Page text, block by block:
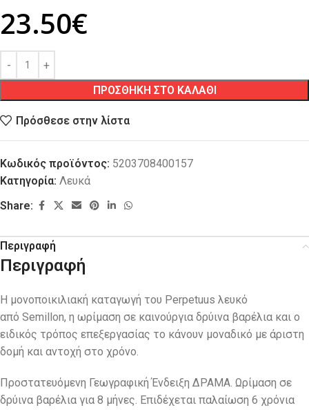
23.50€
ΠΡΟΣΘΗΚΗ ΣΤΟ ΚΑΛΑΘΙ
Πρόσθεσε στην λίστα
Κωδικός προϊόντος: 5203708400157
Κατηγορία: Λευκά
Share:
Περιγραφή
Περιγραφή
Η μονοποικιλιακή καταγωγή του Perpetuus λευκό
από Semillon, η ωρίμαση σε καινούργια δρύινα βαρέλια και ο
ειδικός τρόπος επεξεργασίας το κάνουν μοναδικό με άριστη
δομή και αντοχή στο χρόνο.
Προστατευόμενη Γεωγραφική Ένδειξη ΔΡΑΜΑ. Ωρίμαση σε
δρύινα βαρέλια για 8 μήνες. Επιδέχεται παλαίωση 6 χρόνια